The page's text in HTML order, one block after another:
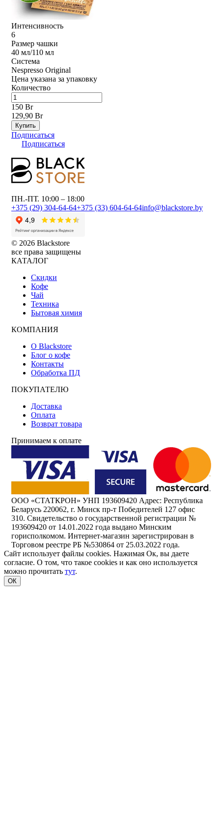
Интенсивность
6
Размер чашки
40 мл/110 мл
Система
Nespresso Original
Цена указана за упаковку
Количество
150 Br
129,90 Br
Купить
Подписаться
Подписаться
ПН.-ПТ. 10:00 – 18:00
+375 (29) 304-64-64+375 (33) 604-64-64info@blackstore.by
© 2026 Blackstore
все права защищены
КАТАЛОГ
Скидки
Кофе
Чай
Техника
Бытовая химия
КОМПАНИЯ
О Blackstore
Блог о кофе
Контакты
Обработка ПД
ПОКУПАТЕЛЮ
Доставка
Оплата
Возврат товара
Принимаем к оплате
ООО «СТАТКРОН» УНП 193609420 Адрес: Республика
Беларусь 220062, г. Минск пр-т Победителей 127 офис
310. Свидетельство о государственной регистрации №
193609420 от 14.01.2022 года выдано Минским
горисполкомом. Интернет-магазин зарегистрирован в
Торговом реестре РБ №530864 от 25.03.2022 года.
Сайт использует файлы cookies. Нажимая Ок, вы даете
согласие. О том, что такое cookies и как оно используется
можно прочитать тут.
ОК